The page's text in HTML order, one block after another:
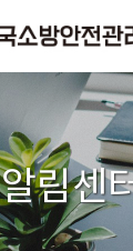
알림센